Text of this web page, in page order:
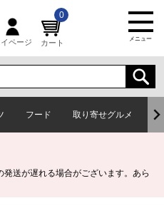
ページ カート
0
メニュー
フード 取り寄せグルメ
送が遅れる場合がございます。あら